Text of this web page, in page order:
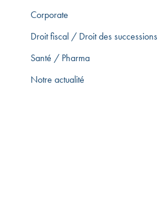
Corporate
Droit fiscal / Droit des successions
Santé / Pharma
Notre actualité